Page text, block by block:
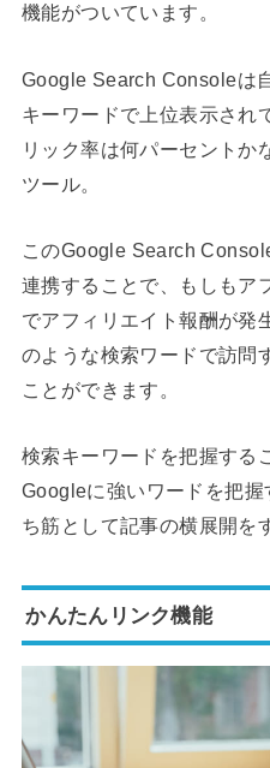
機能がついています。
Google Search Consoleは
キーワードで上位表示され
リック率は何パーセントか
ツール。
このGoogle Search
連携することで、もしもア
でアフィリエイト報酬が発
のような検索ワードで訪問
ことができます。
検索キーワードを把握する
Googleに強いワードを把
ち筋として記事の横展開を
かんたんリンク機能